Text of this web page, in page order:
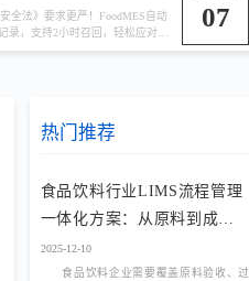
全法》要求更严！FoodMES自动
录，支持2小时召回，轻松应对监
管检查。
07
热门推荐
食品饮料行业LIMS流程管理
一体化方案：从原料到成品
全程质控
2025-12-10
食品饮料企业需要覆盖原料验收、过